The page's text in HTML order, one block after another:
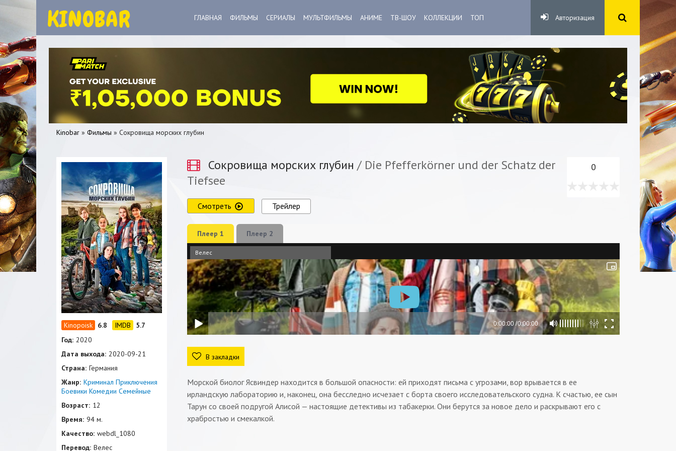
ГЛАВНАЯ ФИЛЬМЫ СЕРИАЛЫ МУЛЬТФИЛЬМЫ АНИМЕ ТВ-ШОУ КОЛЛЕКЦИИ ТОП Авторизация
Kinobar » Фильмы » Сокровища морских глубин
Сокровища морских глубин / Die Pfefferkörner und der Schatz der
Tiefsee
0
0
1 2 3 4 5
Смотреть Трейлер
Плеер 1 Плеер 2
Велес
В закладки
Морской биолог Ясвиндер находится в большой опасности: ей приходят письма с угрозами, вор врывается в ее
ирландскую лабораторию и, наконец, она бесследно исчезает с борта своего исследовательского судна. К счастью, ее сын
Тарун со своей подругой Алисой — настоящие детективы из табакерки. Они берутся за новое дело и раскрывают его с
храбростью и смекалкой.
6.8
5.7
Год: 2020
Дата выхода: 2020-09-21
Страна: Германия
Жанр: Криминал Приключения
Боевики Комедии Семейные
Возраст: 12
Время: 94 м.
Качество: webdl_1080
Перевод: Велес